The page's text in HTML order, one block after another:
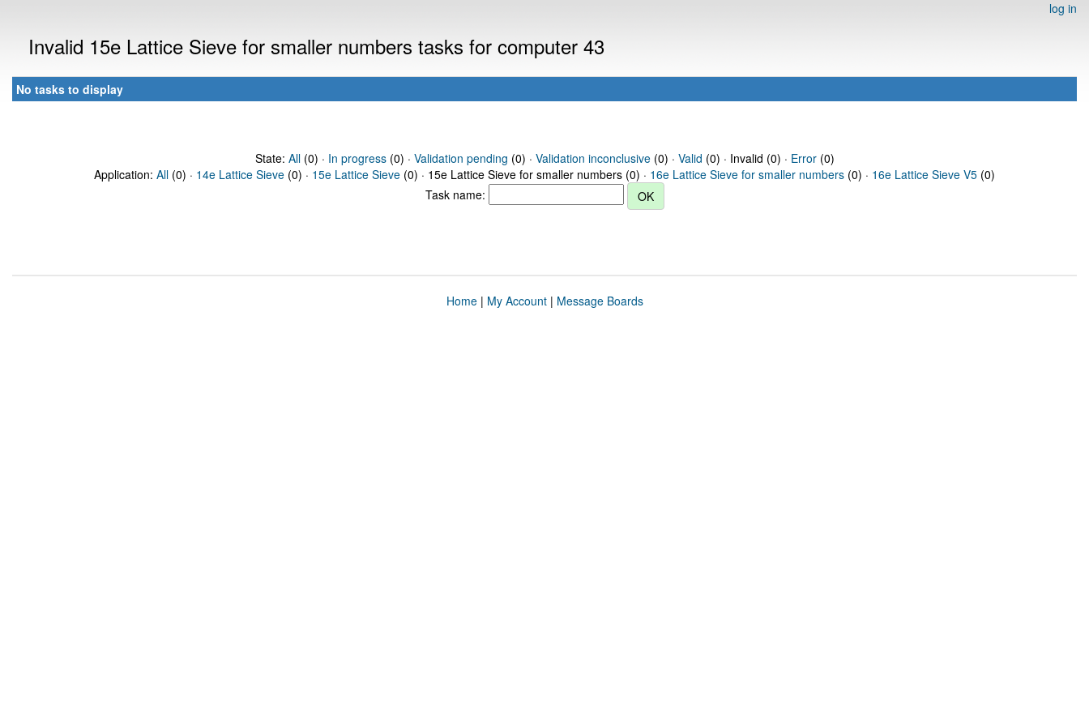
log in
Invalid 15e Lattice Sieve for smaller numbers tasks for computer 43
No tasks to display
State: All(0) · In progress(0) · Validation pending (0) · Validation inconclusive(0) · Valid (0) · Invalid (0) · Error(0)
Application: All (0) · 14e Lattice Sieve (0) · 15e Lattice Sieve (0) · 15e Lattice Sieve for smaller numbers (0) · 16e Lattice Sieve for smaller numbers (0) · 16e Lattice Sieve V5 (0)
Task name:
Home| My Account| Message Boards